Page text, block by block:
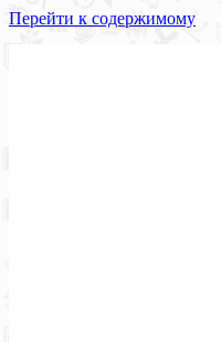
Перейти к содержимому